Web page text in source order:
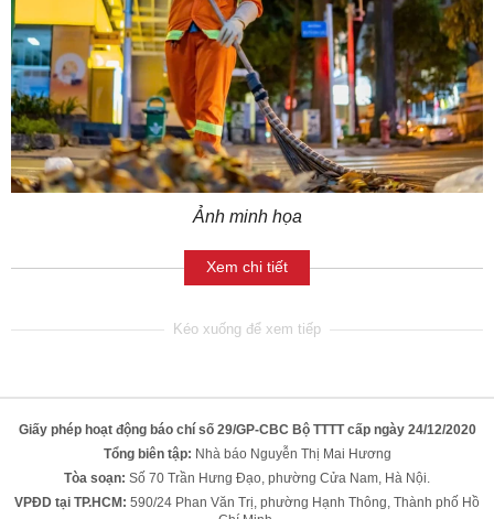
Ảnh minh họa
Xem chi tiết
Giấy phép hoạt động báo chí số 29/GP-CBC Bộ TTTT cấp ngày 24/12/2020
Tổng biên tập: Nhà báo Nguyễn Thị Mai Hương
Tòa soạn: Số 70 Trần Hưng Đạo, phường Cửa Nam, Hà Nội.
VPĐD tại TP.HCM: 590/24 Phan Văn Trị, phường Hạnh Thông, Thành phố Hồ